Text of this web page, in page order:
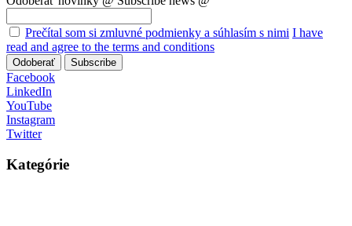
Prečítal som si zmluvné podmienky a súhlasím s nimi I have
read and agree to the terms and conditions
Odoberať Subscribe
Facebook
LinkedIn
YouTube
Instagram
Twitter
Kategórie